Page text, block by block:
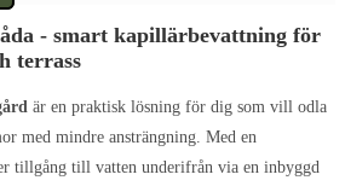
- smart kapillärbevattning för
terrass
är en praktisk lösning för dig som vill odla
med mindre ansträngning. Med en
tillgång till vatten underifrån via en inbyggd